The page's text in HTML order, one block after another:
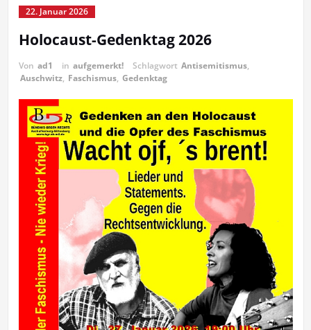
22. Januar 2026
Holocaust-Gedenktag 2026
Von ad1 in aufgemerkt! Schlagwort Antisemitismus,
Auschwitz, Faschismus, Gedenktag